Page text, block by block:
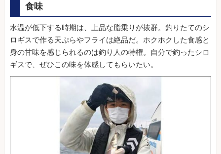
食味
水温が低下する時期は、上品な脂乗りが抜群。釣りたてのシ
ロギスで作る天ぷらやフライは絶品だ。ホクホクした食感と
身の甘味を感じられるのは釣り人の特権。自分で釣ったシロ
ギスで、ぜひこの味を体感してもらいたい。